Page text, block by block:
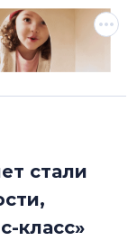
стали
класс»